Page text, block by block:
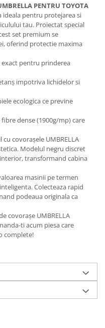
PENTRU TOYOTA
ideala pentru protejarea si
tau. Proiectat special
set premium se
oferind protectie maxima
pentru prinderea
impotriva lichidelor si
ecologica ce previne
dense (1900g/mp) care
covorașele UMBRELLA
Modelul negru discret
transformand cabina
masinii pe termen
Colecteaza rapid
podeaua originala ca
covorașe UMBRELLA
ti acum piesa care
complete!